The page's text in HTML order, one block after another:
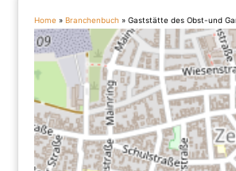
Home » Branchenbuch » Gaststätte des Obst-und